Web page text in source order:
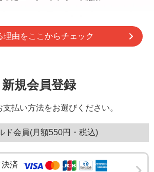
理由をここからチェック
新規会員登録
払い方法をお選びください。
ド会員(月額550円・税込)
済